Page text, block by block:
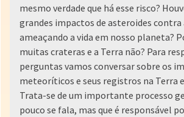
mesmo verdade que há esse risco?
grandes impactos de asteroides contra
ameaçando a vida em nosso planeta?
muitas crateras e a Terra não? Para
perguntas vamos conversar sobre os
meteoríticos e seus registros na Terra
Trata-se de um importante processo
pouco se fala, mas que é responsável